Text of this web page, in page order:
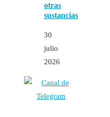
otras
sustancias
30
julio
2026